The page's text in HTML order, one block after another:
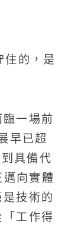
住的，是
一場前
早已超
具備代
向實體
技術的
工作得